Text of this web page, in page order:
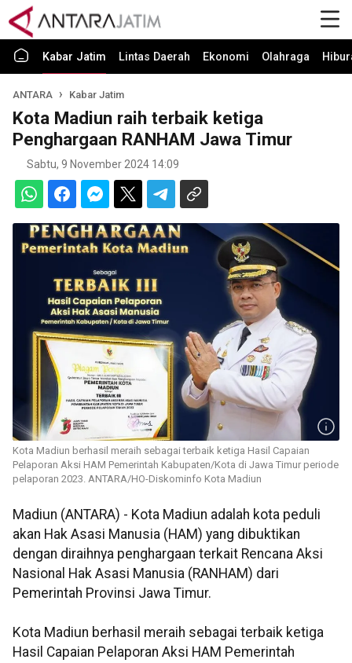
Kabar Jatim Lintas Daerah Ekonomi Olahraga
ANTARA Kabar Jatim
Kota Madiun raih terbaik ketiga
Penghargaan RANHAM Jawa Timur
Sabtu, 9 November 2024 14:09
Kota Madiun berhasil meraih sebagai terbaik ketiga Hasil Capaian
Pelaporan Aksi HAM Pemerintah Kabupaten/Kota di Jawa Timur periode
pelaporan 2023. ANTARA/HO-Diskominfo Kota Madiun
Madiun (ANTARA) - Kota Madiun adalah kota peduli
akan Hak Asasi Manusia (HAM) yang dibuktikan
dengan diraihnya penghargaan terkait Rencana Aksi
Nasional Hak Asasi Manusia (RANHAM) dari
Pemerintah Provinsi Jawa Timur.
Kota Madiun berhasil meraih sebagai terbaik ketiga
Hasil Capaian Pelaporan Aksi HAM Pemerintah